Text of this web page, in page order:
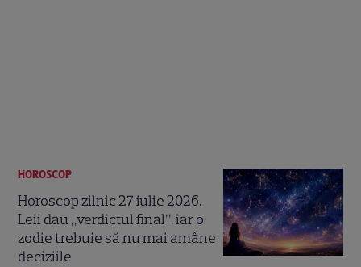
HOROSCOP
Horoscop zilnic 27 iulie 2026.
Leii dau „verdictul final”, iar o
zodie trebuie să nu mai amâne
deciziile